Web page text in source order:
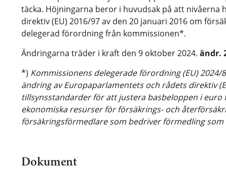
täcka. Höjningarna beror i huvudsak på att nivåerna
direktiv (EU) 2016/97 av den 20 januari 2016 om
delegerad förordning från kommissionen*.
Ändringarna träder i kraft den 9 oktober 2024.ändr.
*) Kommissionens delegerade förordning (EU) 2024/
ändring av Europaparlamentets och rådets direktiv
tillsynsstandarder för att justera basbeloppen i euro
ekonomiska resurser för försäkrings- och
försäkringsförmedlare som bedriver förmedling som
Dokument